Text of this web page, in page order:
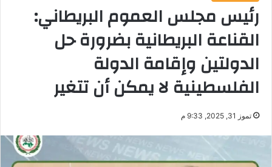
رئيس مجلس العموم البريطاني:
القناعة البريطانية بضرورة حل
الدولتين وإقامة الدولة
الفلسطينية لا يمكن أن تتغير
تموز 31, 2025, 9:33 م